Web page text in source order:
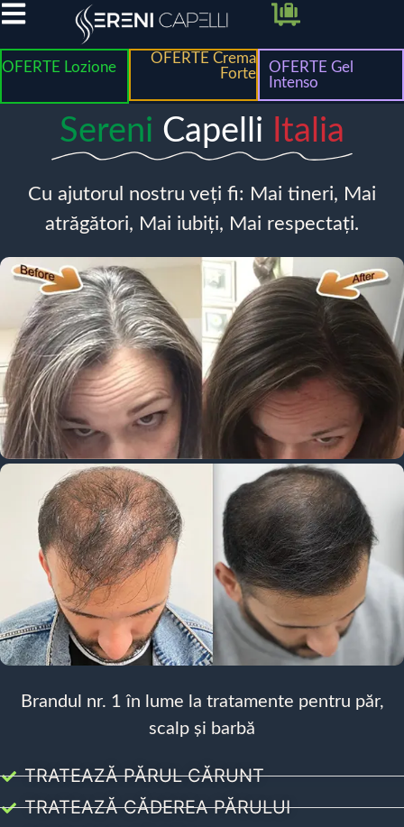
OFERTE Lozione
OFERTE Crema
Forte
OFERTE Gel
Intenso
Sereni Capelli Italia
Cu ajutorul nostru veți fi: Mai tineri, Mai
atrăgători, Mai iubiți, Mai respectați.
Brandul nr. 1 în lume la tratamente pentru păr,
scalp și barbă
TRATEAZĂ PĂRUL CĂRUNT
TRATEAZĂ CĂDEREA PĂRULUI